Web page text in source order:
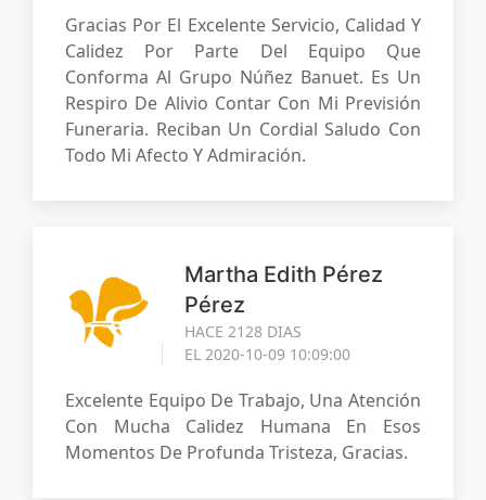
Gracias Por El Excelente Servicio, Calidad Y
Calidez Por Parte Del Equipo Que
Conforma Al Grupo Núñez Banuet. Es Un
Respiro De Alivio Contar Con Mi Previsión
Funeraria. Reciban Un Cordial Saludo Con
Todo Mi Afecto Y Admiración.
Martha Edith Pérez
Pérez
HACE 2128 DIAS
EL 2020-10-09 10:09:00
Excelente Equipo De Trabajo, Una Atención
Con Mucha Calidez Humana En Esos
Momentos De Profunda Tristeza, Gracias.